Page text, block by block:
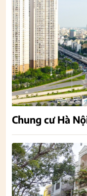
Chung cư Hà